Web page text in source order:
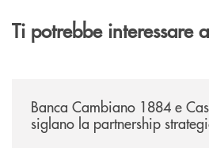
Ti potrebbe interessare
Banca Cambiano 1884 e
siglano la partnership